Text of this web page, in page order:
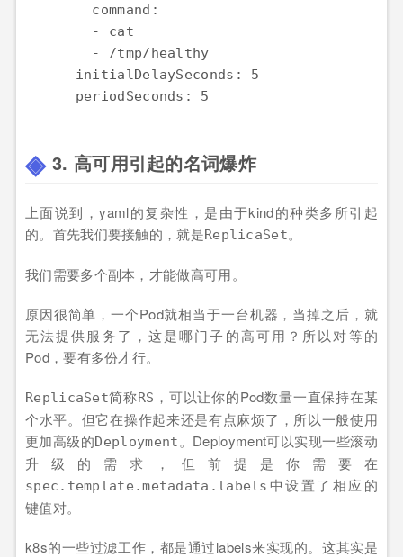
command:
- cat
- /tmp/healthy
initialDelaySeconds: 5
3. 高可用引起的名词爆炸
上面说到，yaml的复杂性，是由于kind的种类多所引起
的。首先我们要接触的，就是ReplicaSet。
我们需要多个副本，才能做高可用。
原因很简单，一个Pod就相当于一台机器，当掉之后，就
无法提供服务了，这是哪门子的高可用？所以对等的
Pod，要有多份才行。
ReplicaSet简称RS ，可以让你的Pod数量一直保持在某
个水平。但它在操作起来还是有点麻烦了，所以一般使用
更加高级的Deployment 。Deployment可以实现一些滚动
升级的需求，但前提是你需要在
spec.template.metadata.labels 中设置了相应的
键值对。
k8s的一些过滤工作，都是通过labels来实现的。这其实是